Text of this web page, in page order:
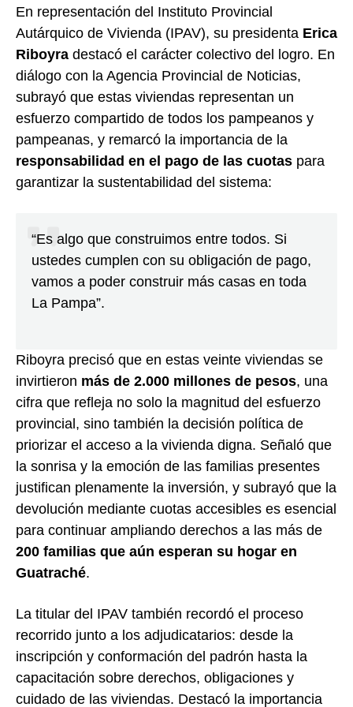
En representación del Instituto Provincial
Autárquico de Vivienda (IPAV), su presidenta Erica
Riboyra destacó el carácter colectivo del logro. En
diálogo con la Agencia Provincial de Noticias,
subrayó que estas viviendas representan un
esfuerzo compartido de todos los pampeanos y
pampeanas, y remarcó la importancia de la
responsabilidad en el pago de las cuotas para
garantizar la sustentabilidad del sistema:
“Es algo que construimos entre todos. Si
ustedes cumplen con su obligación de pago,
vamos a poder construir más casas en toda
La Pampa”.
Riboyra precisó que en estas veinte viviendas se
invirtieron más de 2.000 millones de pesos, una
cifra que refleja no solo la magnitud del esfuerzo
provincial, sino también la decisión política de
priorizar el acceso a la vivienda digna. Señaló que
la sonrisa y la emoción de las familias presentes
justifican plenamente la inversión, y subrayó que la
devolución mediante cuotas accesibles es esencial
para continuar ampliando derechos a las más de
200 familias que aún esperan su hogar en
Guatraché.
La titular del IPAV también recordó el proceso
recorrido junto a los adjudicatarios: desde la
inscripción y conformación del padrón hasta la
capacitación sobre derechos, obligaciones y
cuidado de las viviendas. Destacó la importancia